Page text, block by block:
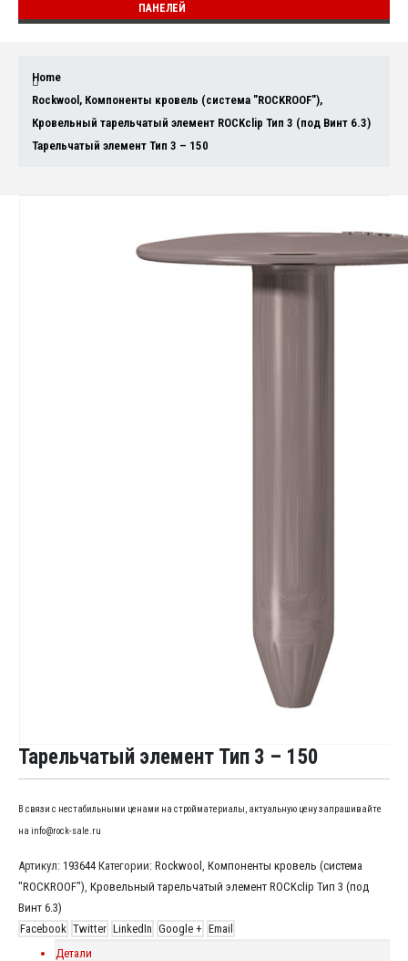
ПАНЕЛЕЙ
Home
Rockwool , Компоненты кровель (система "ROCKROOF"),
Кровельный тарельчатый элемент ROCKclip Тип 3 (под Винт 6.3)
Тарельчатый элемент Тип 3 – 150
Тарельчатый элемент Тип 3 – 150
В связи с нестабильными ценами на стройматериалы, актуальную цену запрашивайте
на info@rock-sale.ru
Артикул: 193644 Категории: Rockwool Компоненты кровель (система
"ROCKROOF") Кровельный тарельчатый элемент ROCKclip Тип 3 (под
Винт 6.3)
Facebook Twitter LinkedIn Google + Email
Детали